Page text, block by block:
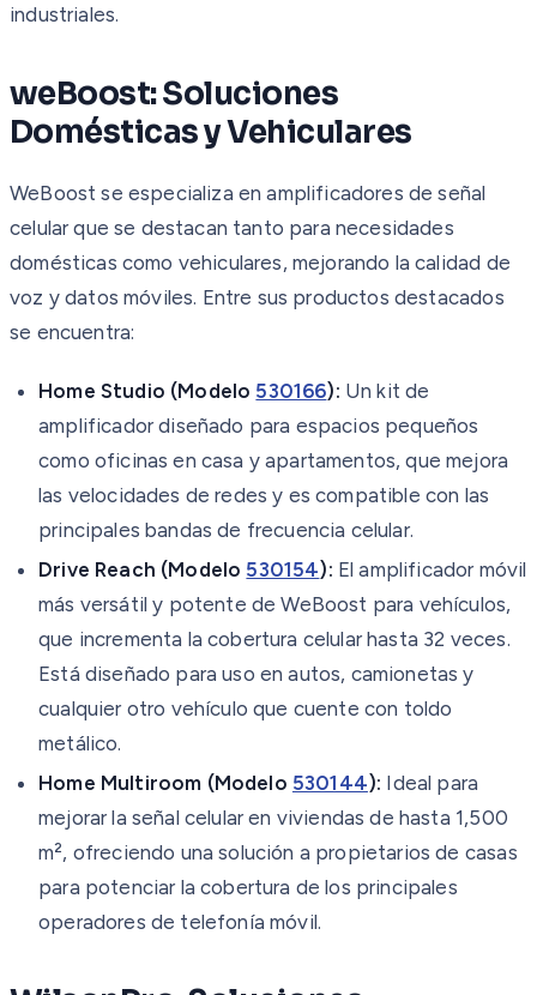
industriales.
weBoost: Soluciones
Domésticas y Vehiculares
WeBoost se especializa en amplificadores de señal
celular que se destacan tanto para necesidades
domésticas como vehiculares, mejorando la calidad de
voz y datos móviles. Entre sus productos destacados
se encuentra:
Home Studio (Modelo 530166): Un kit de
amplificador diseñado para espacios pequeños
como oficinas en casa y apartamentos, que mejora
las velocidades de redes y es compatible con las
principales bandas de frecuencia celular.
Drive Reach (Modelo 530154): El amplificador móvil
más versátil y potente de WeBoost para vehículos,
que incrementa la cobertura celular hasta 32 veces.
Está diseñado para uso en autos, camionetas y
cualquier otro vehículo que cuente con toldo
metálico.
Home Multiroom (Modelo 530144): Ideal para
mejorar la señal celular en viviendas de hasta 1,500
m², ofreciendo una solución a propietarios de casas
para potenciar la cobertura de los principales
operadores de telefonía móvil.